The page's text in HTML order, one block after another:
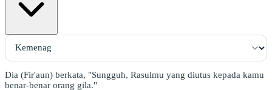
Dia (Fir'aun) berkata, "Sungguh, Rasulmu yang diutus kepada kamu
benar-benar orang gila."